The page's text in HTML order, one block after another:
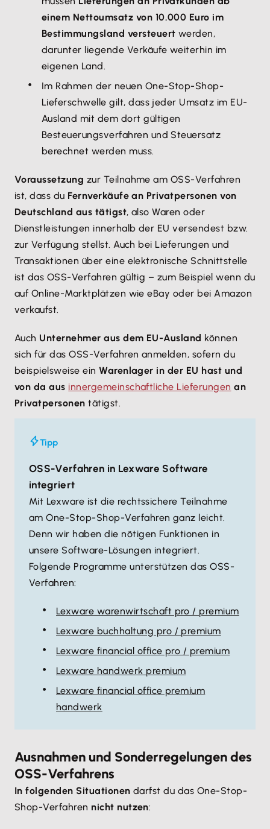
einem Nettoumsatz von 10.000 Euro im
Bestimmungsland versteuert werden,
darunter liegende Verkäufe weiterhin im
eigenen Land.
Im Rahmen der neuen One-Stop-Shop-
Lieferschwelle gilt, dass jeder Umsatz im EU-
Ausland mit dem dort gültigen
Besteuerungsverfahren und Steuersatz
berechnet werden muss.
Voraussetzung zur Teilnahme am OSS-Verfahren
ist, dass du Fernverkäufe an Privatpersonen von
Deutschland aus tätigst, also Waren oder
Dienstleistungen innerhalb der EU versendest bzw.
zur Verfügung stellst. Auch bei Lieferungen und
Transaktionen über eine elektronische Schnittstelle
ist das OSS-Verfahren gültig – zum Beispiel wenn du
auf Online-Marktplätzen wie eBay oder bei Amazon
verkaufst.
Auch Unternehmer aus dem EU-Ausland können
sich für das OSS-Verfahren anmelden, sofern du
beispielsweise einWarenlager in der EU hast und
von da aus innergemeinschaftliche Lieferungen an
Privatpersonen tätigst.
Tipp
OSS-Verfahren in Lexware Software
integriert
Mit Lexware ist die rechtssichere Teilnahme
am One-Stop-Shop-Verfahren ganz leicht.
Denn wir haben die nötigen Funktionen in
unsere Software-Lösungen integriert.
Folgende Programme unterstützen das OSS-
Verfahren:
Lexware warenwirtschaft pro / premium
Lexware buchhaltung pro / premium
Lexware financial office pro / premium
Lexware handwerk premium
Lexware financial office premium
handwerk
Ausnahmen und Sonderregelungen des
OSS-Verfahrens
In folgenden Situationen darfst du das One-Stop-
Shop-Verfahren nicht nutzen: